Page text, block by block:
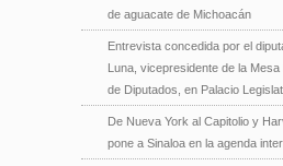
de aguacate de Michoacán
Entrevista concedida por el
Luna, vicepresidente de la
de Diputados, en Palacio
De Nueva York al Capitolio y
pone a Sinaloa en la agenda